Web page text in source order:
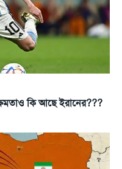
কি আছে ইরানের???